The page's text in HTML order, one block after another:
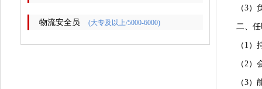
物流安全员 (大专及以上/5000-6000)
（3
二、
（1
（2
（3）